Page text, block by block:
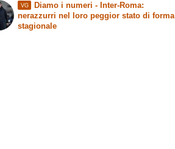
VG Diamo i numeri - Inter-Roma:
nerazzurri nel loro peggior stato di forma
stagionale